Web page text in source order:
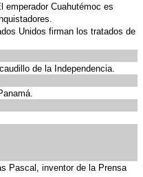
emperador Cuahutémoc es
Unidos firman los tratados de
de la Independencia.
Pascal, inventor de la Prensa